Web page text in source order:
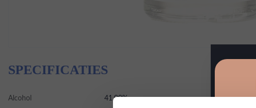
SPECIFICATIES
Alcohol 41.00%